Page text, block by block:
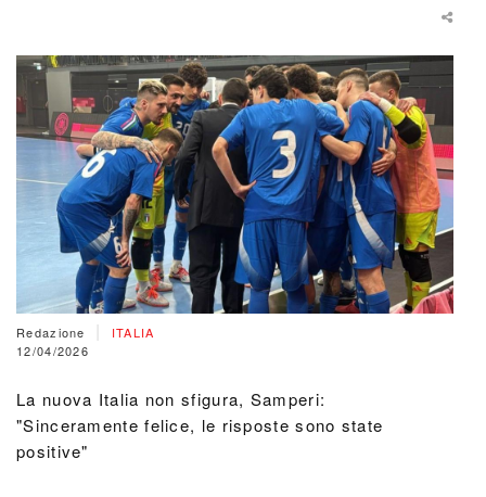
Redazione
ITALIA
12/04/2026
La nuova Italia non sfigura, Samperi:
"Sinceramente felice, le risposte sono state
positive"